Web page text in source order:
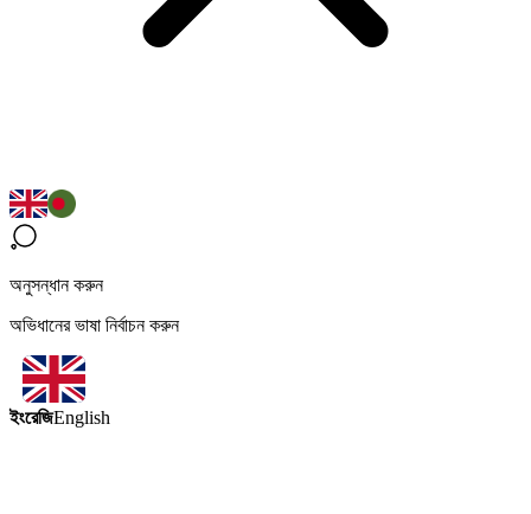
অনুসন্ধান করুন
অভিধানের ভাষা নির্বাচন করুন
ইংরেজিEnglish